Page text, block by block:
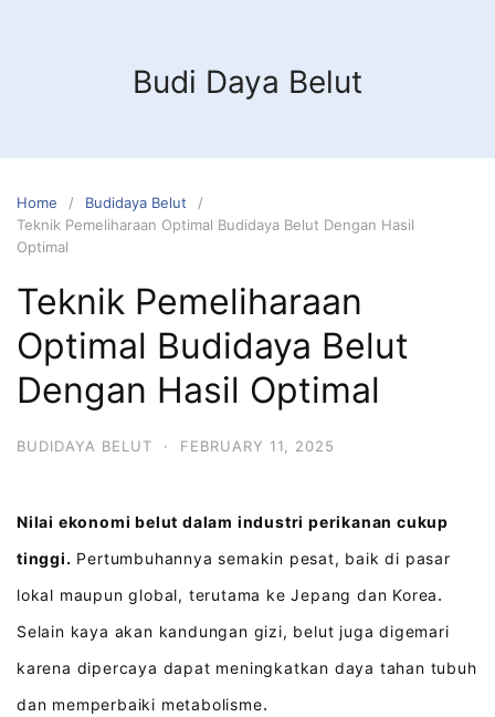
Budi Daya Belut
Home
Budidaya Belut
Teknik Pemeliharaan Optimal Budidaya Belut Dengan Hasil
Optimal
Teknik Pemeliharaan
Optimal Budidaya Belut
Dengan Hasil Optimal
BUDIDAYA BELUT · FEBRUARY 11, 2025
Nilai ekonomi belut dalam industri perikanan cukup
tinggi. Pertumbuhannya semakin pesat, baik di pasar
lokal maupun global, terutama ke Jepang dan Korea.
Selain kaya akan kandungan gizi, belut juga digemari
karena dipercaya dapat meningkatkan daya tahan tubuh
dan memperbaiki metabolisme.